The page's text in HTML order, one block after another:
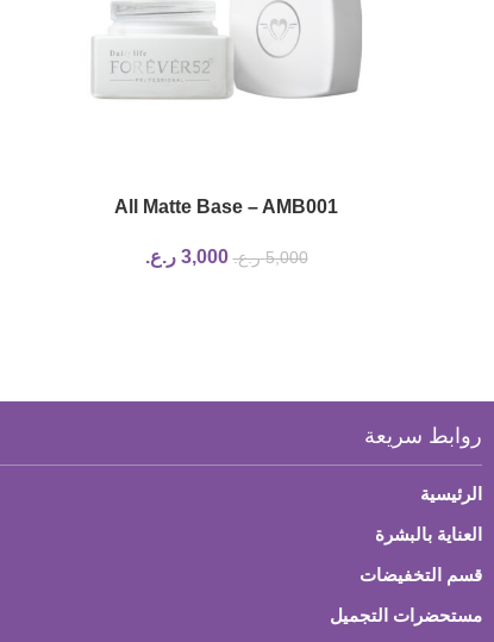
All Matte Base – AMB001
5,000 ر.ع. 3,000 ر.ع.
روابط سريعة
الرئيسية
العناية بالبشرة
قسم التخفيضات
مستحضرات التجميل